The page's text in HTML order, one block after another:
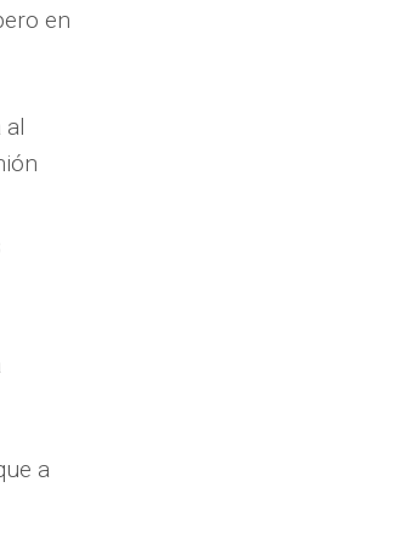
en
al
a